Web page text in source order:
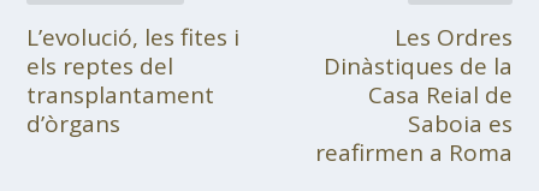
L’evolució, les fites i
els reptes del
transplantament
d’òrgans
Les Ordres
Dinàstiques de la
Casa Reial de
Saboia es
reafirmen a Roma